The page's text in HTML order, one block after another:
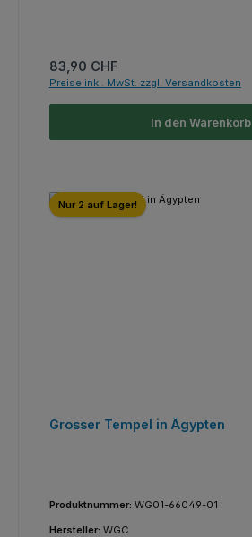
Regulärer Preis:
83,90 CHF
Preise inkl. MwSt. zzgl. Versandkosten
In den Warenkorb
Nur 2 auf Lager!
Grosser Tempel in Ägypten
Produktnummer: WG01-66049-01
Hersteller: WGC